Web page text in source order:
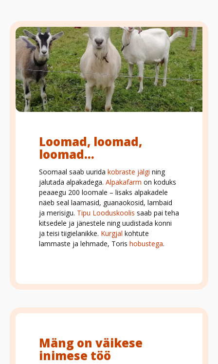
Loomad, loomad,
loomad...
Soomaal saab uurida kobraste jälgi ning
jalutada alpakadega. Alpakafarm on koduks
peaaegu 200 loomale – lisaks alpakadele
näeb seal laamasid, guanaokosid, lambaid
ja merisigu. Tipu Looduskoolis saab pai teha
kitsedele ja jänestele ning uudistada konni
ja teisi tiigielanikke. Kurgjal kohtute
lammaste ja lehmade, Toris hobustega.
Mäng on väikese
inimese töö